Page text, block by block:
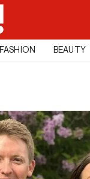
FASHION BEAUTY